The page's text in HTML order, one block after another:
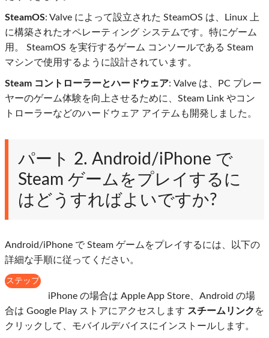
SteamOS: Valve によって設立された SteamOS は、Linux 上
に構築されたオペレーティング システムです。特にゲーム
用。 SteamOS を実行するゲーム コンソールである Steam
マシンで使用するように設計されています。
Steam コントローラーとハードウェア: Valve は、PC プレー
ヤーのゲーム体験を向上させるために、Steam Link やコン
トローラーなどのハードウェア アイテムも開発しました。
パート 2. Android/iPhone で
Steam ゲームをプレイするに
はどうすればよいですか?
Android/iPhone で Steam ゲームをプレイするには、以下の
詳細な手順に従ってください。
ステップ
iPhone の場合は Apple App Store、Android の場
合は Google Play ストアにアクセスします スチームリンク を
クリックして、モバイルデバイスにインストールします。